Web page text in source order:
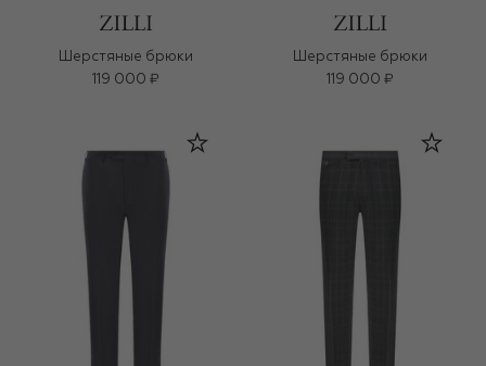
Шерстяные брюки
119 000 ₽
Шерстяные брюки
119 000 ₽